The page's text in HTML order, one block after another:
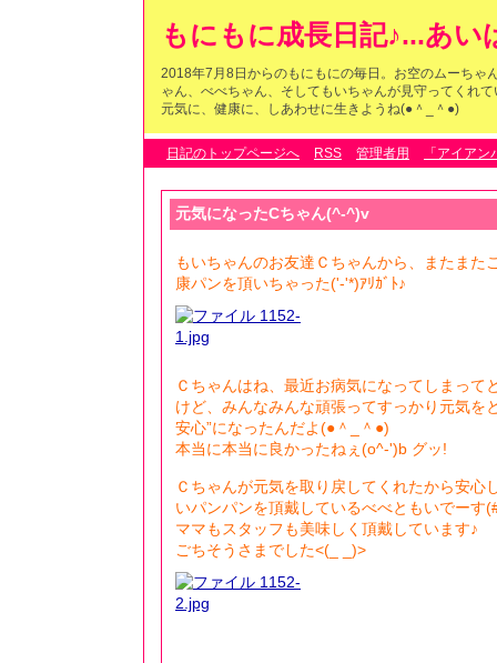
もにもに成長日記♪...あい
2018年7月8日からのもにもにの毎日。お空のムーちゃ
ゃん、べべちゃん、そしてもいちゃんが見守ってくれ
元気に、健康に、しあわせに生きようね(●＾_＾●)
日記のトップページへ RSS 管理者用 「アイア
元気になったCちゃん(^-^)v
もいちゃんのお友達Ｃちゃんから、またまた
康パンを頂いちゃった('-'*)ｱﾘｶﾞﾄ♪
Ｃちゃんはね、最近お病気になってしまって
けど、みんなみんな頑張ってすっかり元気を
安心”になったんだよ(●＾_＾●)
本当に本当に良かったねぇ(o^-')b グッ!
Ｃちゃんが元気を取り戻してくれたから安心
いパンパンを頂戴しているべべともいでーす
ママもスタッフも美味しく頂戴しています♪
ごちそうさまでした<(_ _)>